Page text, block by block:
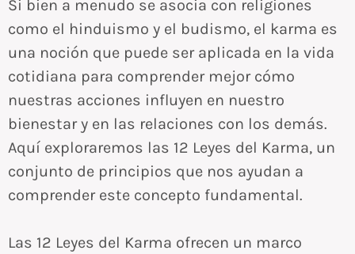
Si bien a menudo se asocia con religiones
como el hinduismo y el budismo, el karma es
una noción que puede ser aplicada en la vida
cotidiana para comprender mejor cómo
nuestras acciones influyen en nuestro
bienestar y en las relaciones con los demás.
Aquí exploraremos las 12 Leyes del Karma, un
conjunto de principios que nos ayudan a
comprender este concepto fundamental.
Las 12 Leyes del Karma ofrecen un marco